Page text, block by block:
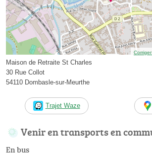
Maison de Retraite St Charles
30 Rue Collot
54110 Dombasle-sur-Meurthe
Trajet Waze
Venir en transports en
En bus